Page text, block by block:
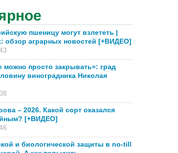
пшеницу могут взлететь |
обзор аграрных новостей [+ВИДЕО]
можно просто закрывать»: град
виноградника Николая
– 2026. Какой сорт оказался
[+ВИДЕО]
и биологической защиты в no-till